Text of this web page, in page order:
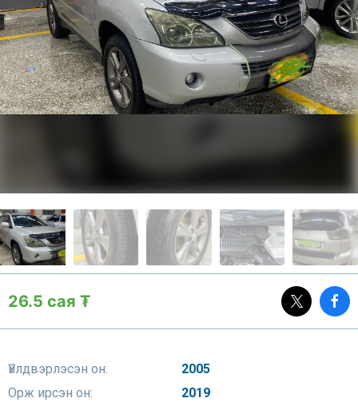
26.5 сая ₮
Үйлдвэрлэсэн он:
2005
Орж ирсэн он:
2019